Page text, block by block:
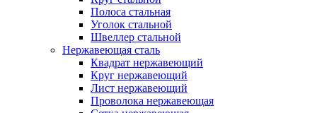
Полоса стальная
Уголок стальной
Швеллер стальной
Нержавеющая сталь
Квадрат нержавеющий
Круг нержавеющий
Лист нержавеющий
Проволока нержавеющая